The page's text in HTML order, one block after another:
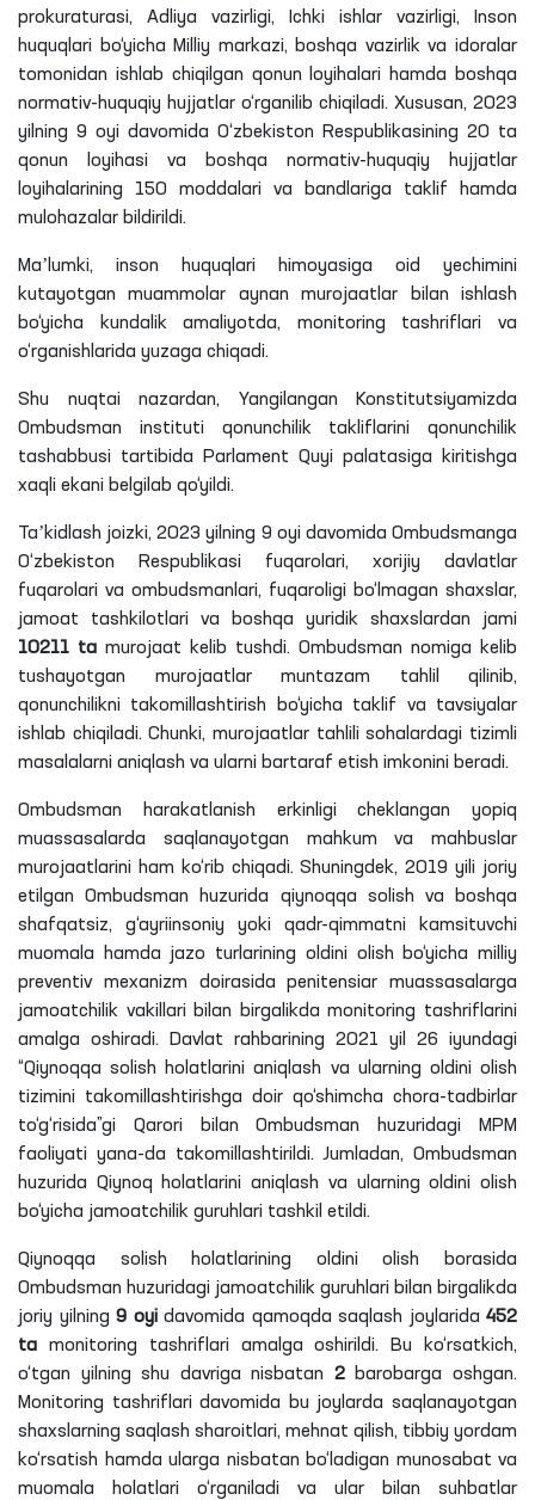
prokuraturasi, Adliya vazirligi, Ichki ishlar vazirligi, Inson
huquqlari bo‘yicha Milliy markazi, boshqa vazirlik va idoralar
tomonidan ishlab chiqilgan qonun loyihalari hamda boshqa
normativ-huquqiy hujjatlar o‘rganilib chiqiladi. Xususan, 2023
yilning 9 oyi davomida O‘zbekiston Respublikasining 20 ta
qonun loyihasi va boshqa normativ-huquqiy hujjatlar
loyihalarining 150 moddalari va bandlariga taklif hamda
mulohazalar bildirildi.
Maʼlumki, inson huquqlari himoyasiga oid yechimini
kutayotgan muammolar aynan murojaatlar bilan ishlash
bo‘yicha kundalik amaliyotda, monitoring tashriflari va
o‘rganishlarida yuzaga chiqadi.
Shu nuqtai nazardan, Yangilangan Konstitutsiyamizda
Ombudsman instituti qonunchilik takliflarini qonunchilik
tashabbusi tartibida Parlament Quyi palatasiga kiritishga
xaqli ekani belgilab qo‘yildi.
Taʼkidlash joizki, 2023 yilning 9 oyi davomida Ombudsmanga
O‘zbekiston Respublikasi fuqarolari, xorijiy davlatlar
fuqarolari va ombudsmanlari, fuqaroligi bo‘lmagan shaxslar,
jamoat tashkilotlari va boshqa yuridik shaxslardan jami
10211 ta murojaat kelib tushdi. Ombudsman nomiga kelib
tushayotgan murojaatlar muntazam tahlil qilinib,
qonunchilikni takomillashtirish bo‘yicha taklif va tavsiyalar
ishlab chiqiladi. Chunki, murojaatlar tahlili sohalardagi tizimli
masalalarni aniqlash va ularni bartaraf etish imkonini beradi.
Ombudsman harakatlanish erkinligi cheklangan yopiq
muassasalarda saqlanayotgan mahkum va mahbuslar
murojaatlarini ham ko‘rib chiqadi. Shuningdek, 2019 yili joriy
etilgan Ombudsman huzurida qiynoqqa solish va boshqa
shafqatsiz, g‘ayriinsoniy yoki qadr-qimmatni kamsituvchi
muomala hamda jazo turlarining oldini olish bo‘yicha milliy
preventivmexanizm doirasidapenitensiar muassasalarga
jamoatchilik vakillari bilan birgalikda monitoring tashriflarini
amalga oshiradi. Davlat rahbarining 2021 yil 26 iyundagi
“Qiynoqqa solish holatlarini aniqlash va ularning oldini olish
tizimini takomillashtirishga doir qo‘shimcha chora-tadbirlar
to‘g‘risida”gi Qarori bilan Ombudsman huzuridagi
MPM
faoliyati yana-da takomillashtirildi. Jumladan, Ombudsman
huzurida Qiynoq holatlarini aniqlash va ularning oldini olish
bo‘yicha jamoatchilik guruhlari tashkil etildi.
Qiynoqqa solish holatlarining oldini olish borasida
Ombudsman huzuridagi jamoatchilik guruhlari bilan birgalikda
joriy yilning 9 oyidavomida qamoqda saqlash joylarida 452
ta monitoring tashriflari amalga oshirildi. Bu ko‘rsatkich,
o‘tgan yilning shu davriga nisbatan 2barobarga oshgan.
Monitoring tashriflari davomida bu joylarda saqlanayotgan
shaxslarning saqlash sharoitlari, mehnat qilish, tibbiy yordam
ko‘rsatish hamda ularga nisbatan bo‘ladigan munosabat va
muomala holatlari o‘rganiladi va ular bilan suhbatlar